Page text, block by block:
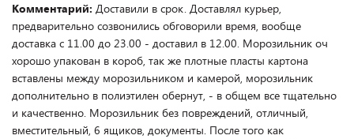
Комментарий: Доставили в срок. Доставлял курьер,
предварительно созвонились обговорили время, вообще
доставка с 11.00 до 23.00 - доставил в 12.00. Морозильник оч
хорошо упакован в короб, так же плотные пласты картона
вставлены между морозильником и камерой, морозильник
дополнительно в полиэтилен обернут, - в общем все тщательно
и качественно. Морозильник без повреждений, отличный,
вместительный, 6 ящиков, документы. После того как